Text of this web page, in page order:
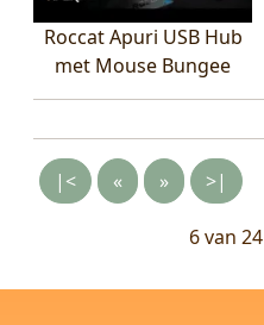
Roccat Apuri USB Hub
met Mouse Bungee
|< « » >|
6 van 24